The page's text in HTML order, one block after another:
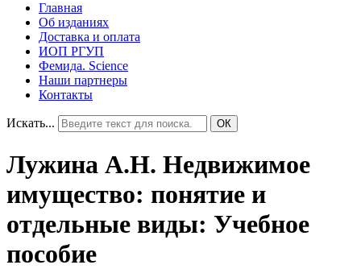
Главная
Об изданиях
Доставка и оплата
ИОП РГУП
Фемида. Science
Наши партнеры
Контакты
Искать... ОК
Лужина А.Н. Недвижимое
имущество: понятие и
отдельные виды: Учебное
пособие